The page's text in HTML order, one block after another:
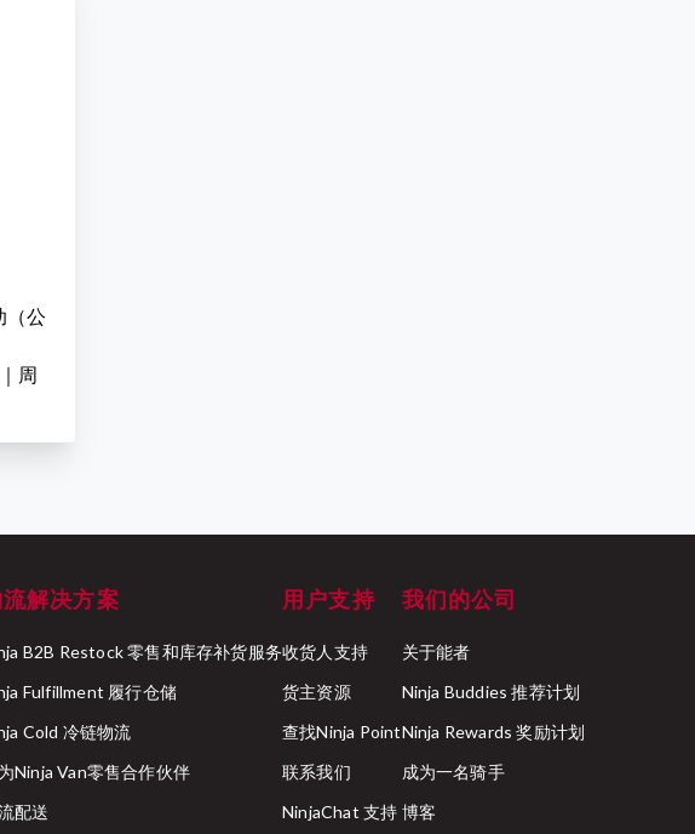
（公
周
解决方案
B2B Restock 零售和库存补货服务
Fulfillment 履行仓储
Cold 冷链物流
Ninja Van零售合作伙伴
配送
用户支持
收货人支持
货主资源
查找Ninja Point
联系我们
NinjaChat 支持
我们的公司
关于能者
Ninja Buddies 推荐计划
Ninja Rewards 奖励计划
成为一名骑手
博客